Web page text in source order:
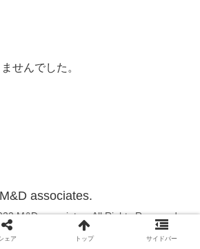
せんでした。
M&D associates.
M&D associates. All Rights Reserved.
ェア トップ サイドバー